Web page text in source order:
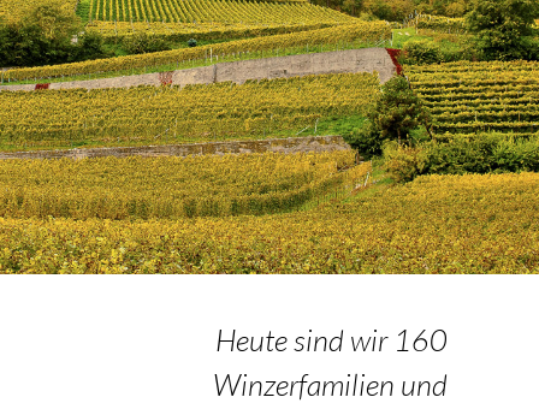
Heute sind wir 160
Winzerfamilien und